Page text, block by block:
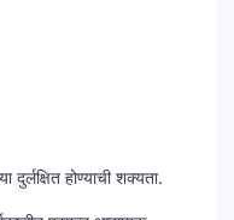
दुर्लक्षित होण्याची शक्यता.